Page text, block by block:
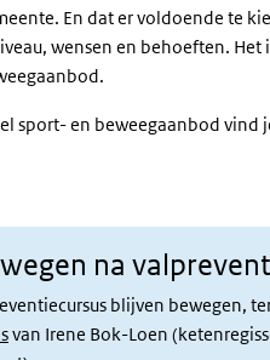
En dat er voldoende te
wensen en behoeften. Het
sport- en beweegaanbod vind
na
blijven bewegen,
van Irene Bok-Loen